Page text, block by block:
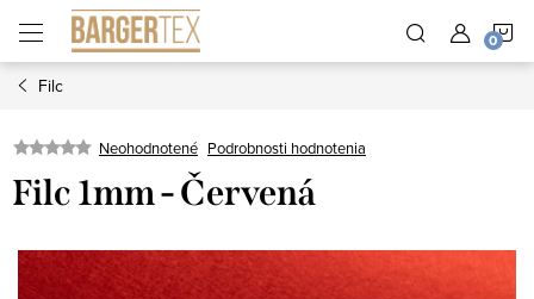
obsah
Filc
Neohodnotené Podrobnosti hodnotenia
Filc 1mm - Červená